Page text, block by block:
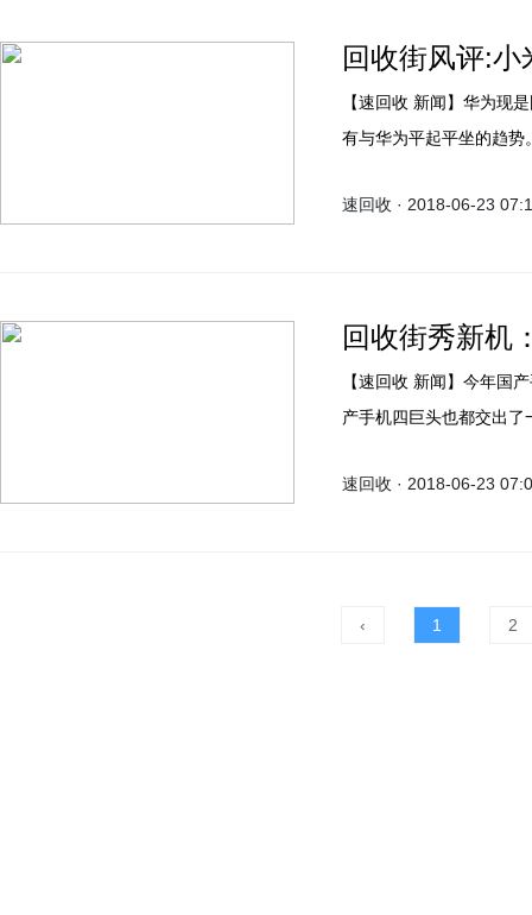
回收街风评:
【速回收 新闻】华为现是国产手机的大佬，但小米也渐渐追上了华为的步伐，一度
有与华为平起平坐的趋
牌的手机谁更胜一筹呢？
速回收 · 2018-06-23
回收街秀新机
【速回收 新闻】今年国产手机呈现欣欣向荣的景象，各家都相继拿出了杀手锏，国
产手机四巨头也都交出
速回收 · 2018-06-23
‹ 1 2